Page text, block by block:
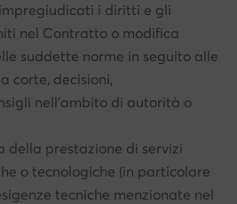
i diritti e gli
nel Contratto o modifica
suddette norme in seguito alle
corte, decisioni,
nell’ambito di autorità o
della prestazione di servizi
o tecnologiche (in particolare
tecniche menzionate nel